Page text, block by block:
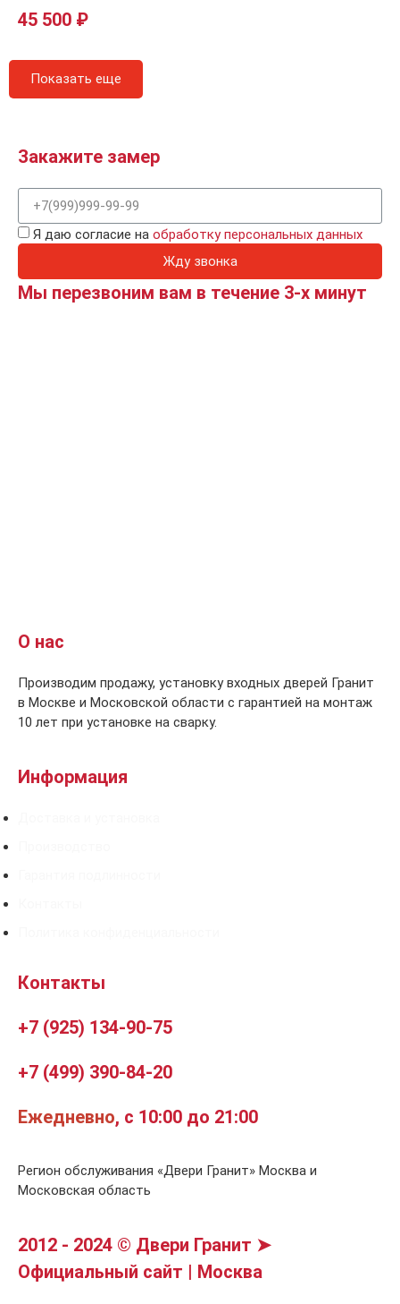
45 500 ₽
Показать еще
Закажите замер
Я даю согласие на обработку персональных данных
Жду звонка
Мы перезвоним вам в течение 3-х минут
О нас
Производим продажу, установку входных дверей Гранит
в Москве и Московской области с гарантией на монтаж
10 лет при установке на сварку.
Информация
Контакты
+7 (925) 134-90-75
+7 (499) 390-84-20
Ежедневно, с 10:00 до 21:00
Регион обслуживания «Двери Гранит» Москва и
Московская область
2012 - 2024 © Двери Гранит ➤
Официальный сайт | Москва